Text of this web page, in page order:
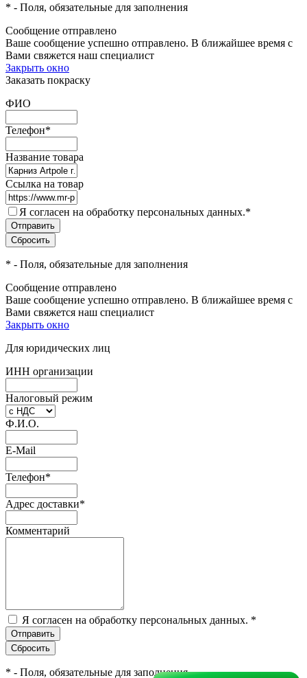
* - Поля, обязательные для заполнения
Сообщение отправлено
Ваше сообщение успешно отправлено. В ближайшее время с
Вами свяжется наш специалист
Закрыть окно
Заказать покраску
ФИО
Телефон*
Название товара
Ссылка на товар
Я согласен на обработку персональных данных.*
* - Поля, обязательные для заполнения
Сообщение отправлено
Ваше сообщение успешно отправлено. В ближайшее время с
Вами свяжется наш специалист
Закрыть окно
Для юридических лиц
ИНН организации
Налоговый режим
Ф.И.О.
E-Mail
Телефон*
Адрес доставки*
Комментарий
Я согласен на обработку персональных данных. *
* - Поля, обязательные для заполнения